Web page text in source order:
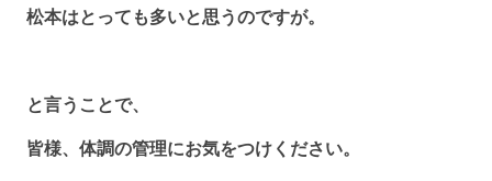
松本はとっても多いと思うのですが。
と言うことで、
皆様、体調の管理にお気をつけください。